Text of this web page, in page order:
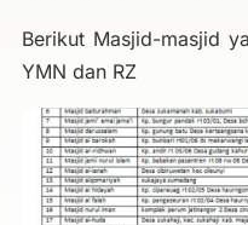
Berikut Masjid-masjid
YMN dan RZ